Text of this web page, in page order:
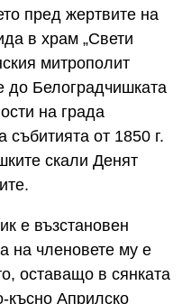
пред жертвите на
в храм „Свети
митрополит
Белоградчишката
на града
събитията от 1850 г.
скали Денят
е възстановен
на членовете му е
оставащо в сянката
късно Априлско